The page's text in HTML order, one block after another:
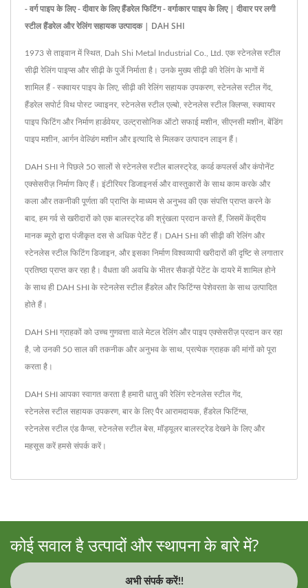
- वर्ग पाइप के लिए - दीवार के लिए हैंडरेल फिटिंग - वर्गाकार पाइप के लिए | दीवार पर लगी
स्टील हैंडरेल और रेलिंग सहायक उत्पादक | DAH SHI
1973 से ताइवान में स्थित, Dah Shi Metal Industrial Co., Ltd. एक स्टेनलेस स्टील
सीढ़ी रेलिंग पाइप्स और सीढ़ी के पुर्जे निर्माता है। उनके मुख्य सीढ़ी की रेलिंग के भागों में
शामिल हैं - स्क्वायर पाइप के लिए, सीढ़ी की रेलिंग सहायक उपकरण, स्टेनलेस स्टील गेंद,
हैंडरेल सपोर्ट विथ पोस्ट ज्वाइनर, स्टेनलेस स्टील एल्बो, स्टेनलेस स्टील क्लिप्स, स्क्वायर
पाइप फिटिंग और निर्माण हार्डवेयर, उल्ट्रासोनिक ऑटो सफाई मशीन, सीएनसी मशीन, बेंडिंग
पाइप मशीन, आर्गन वेल्डिंग मशीन और इत्यादि से मिलकर उत्पादन लाइन हैं।
DAH SHI ने पिछले 50 सालों से स्टेनलेस स्टील बालस्ट्रेड, कर्व्ड कपलर्स और कंपोनेंट
एक्सेसरीज़ निर्माण किए हैं। इंटीरियर डिजाइनर्स और वास्तुकारों के साथ काम करके और
कला और तकनीकी पूर्णता की प्राप्ति के माध्यम से अनुभव की एक संपत्ति प्राप्त करने के
बाद, हम गर्व से खरीदारों को एक बालस्ट्रेड की श्रृंखला प्रदान करते हैं, जिसमें केंद्रीय
मानक ब्यूरो द्वारा पंजीकृत दस से अधिक पेटेंट हैं। DAH SHI की सीढ़ी की रेलिंग और
स्टेनलेस स्टील फिटिंग डिजाइन, और इसका निर्माण विश्वव्यापी खरीदारों की दृष्टि से लगातार
प्रतिष्ठा प्राप्त कर रहा है। वैधता की अवधि के भीतर सैकड़ों पेटेंट के दायरे में शामिल होने
के साथ ही DAH SHI के स्टेनलेस स्टील हैंडरेल और फिटिंग्स पेशेवरता के साथ उत्पादित
होते हैं।
DAH SHI ग्राहकों को उच्च गुणवत्ता वाले मेटल रेलिंग और पाइप एक्सेसरीज़ प्रदान कर रहा
है, जो उनकी 50 साल की तकनीक और अनुभव के साथ, प्रत्येक ग्राहक की मांगों को पूरा
करता है।
DAH SHI आपका स्वागत करता है हमारी धातु की रेलिंगस्टेनलेस स्टील गेंद
स्टेनलेस स्टील सहायक उपकरण, बार के लिए पैर आरामदायक हैंडरेल फिटिंग्स
स्टेनलेस स्टील एंड कैप्स स्टेनलेस स्टील बेस मॉड्यूलर बालस्ट्रेडदेखने के लिए और
महसूस करेंहमसे संपर्क करें।
कोई सवाल है उत्पादों और स्थापना के बारे में?
अभी संपर्क करें!!